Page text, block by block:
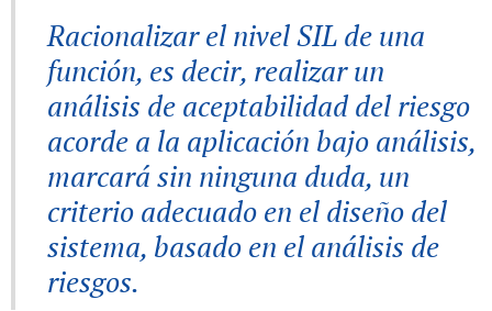
Racionalizar el nivel SIL de una
función, es decir, realizar un
análisis de aceptabilidad del riesgo
acorde a la aplicación bajo análisis,
marcará sin ninguna duda, un
criterio adecuado en el diseño del
sistema, basado en el análisis de
riesgos.